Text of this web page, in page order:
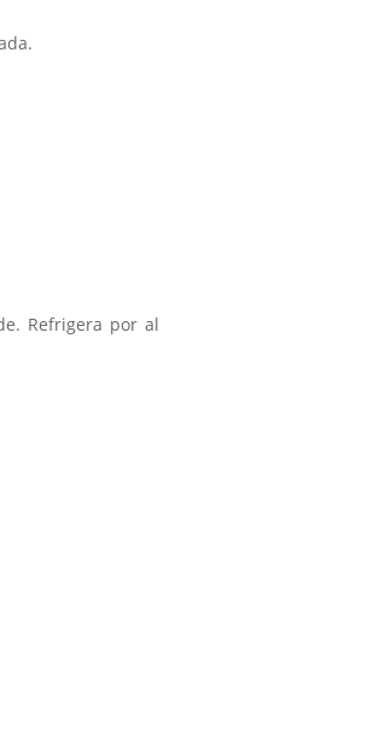
Refrigera por al